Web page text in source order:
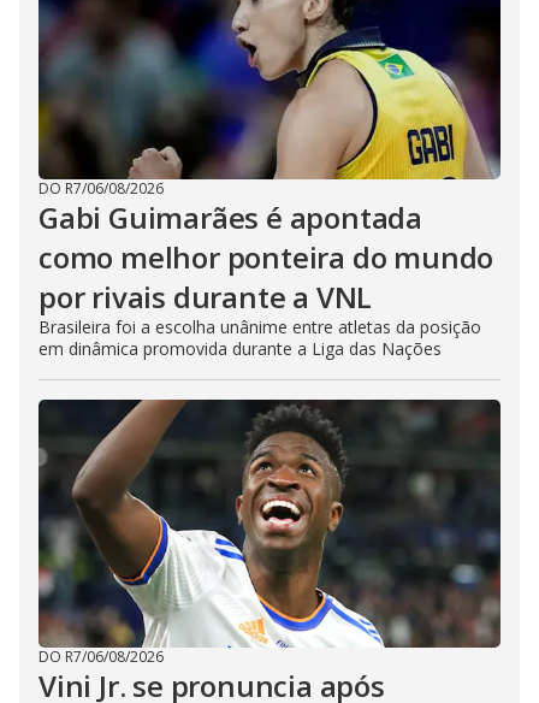
DO R7/06/08/2026
Gabi Guimarães é apontada
como melhor ponteira do mundo
por rivais durante a VNL
Brasileira foi a escolha unânime entre atletas da posição
em dinâmica promovida durante a Liga das Nações
DO R7/06/08/2026
Vini Jr. se pronuncia após